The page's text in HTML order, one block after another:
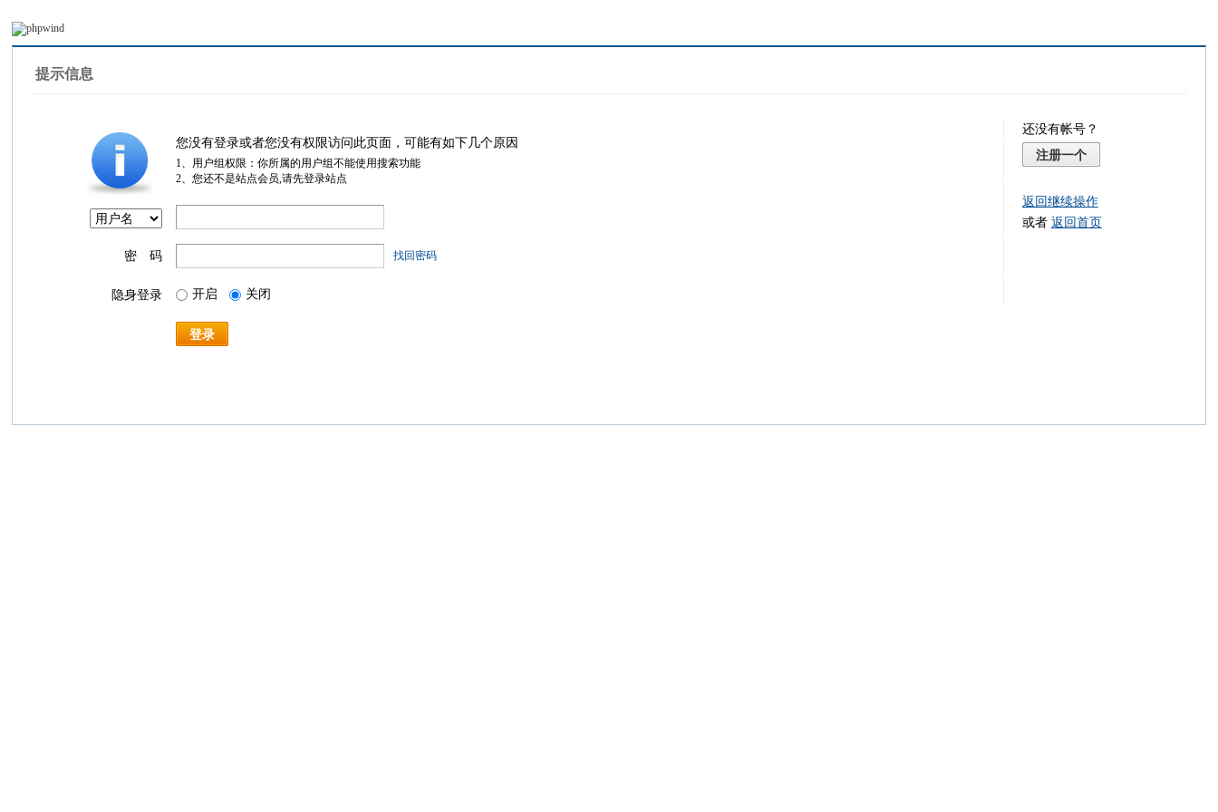
提示信息
您没有登录或者您没有权限访问此页面，可能有如下几个原因
1、用户组权限：你所属的用户组不能使用搜索功能
2、您还不是站点会员,请先登录站点
密 码 找回密码
隐身登录 开启 关闭
登录
还没有帐号？
注册一个
返回继续操作
或者 返回首页